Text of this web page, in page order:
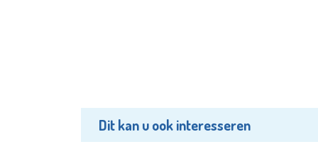
Dit kan u ook interesseren